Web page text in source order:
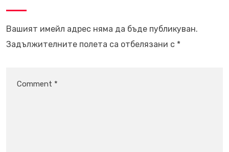
Вашият имейл адрес няма да бъде публикуван.
Задължителните полета са отбелязани с *